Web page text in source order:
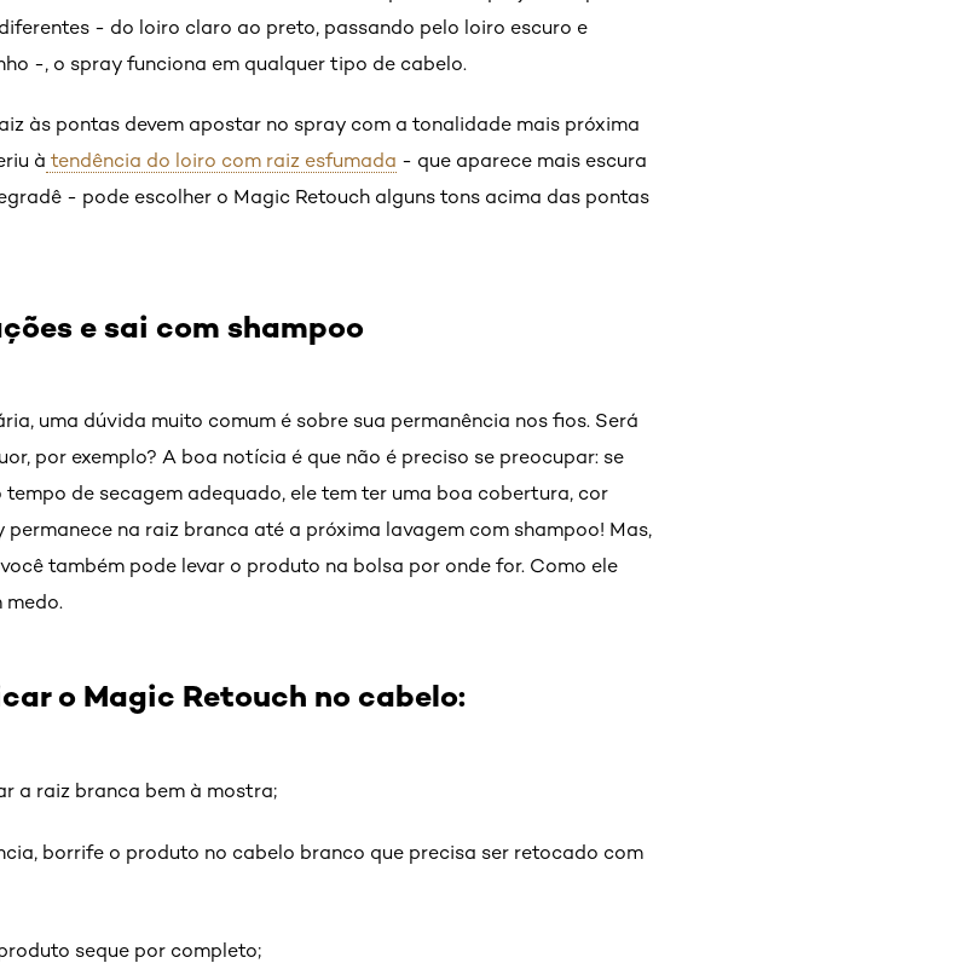
- do loiro claro ao preto, passando pelo loiro escuro e
-, o spray funciona em qualquer tipo de cabelo.
às pontas devem apostar no spray com a tonalidade mais próxima
à tendência do loiro com raiz esfumada - que aparece mais escura
- pode escolher o Magic Retouch alguns tons acima das pontas
e sai com shampoo
uma dúvida muito comum é sobre sua permanência nos fios. Será
por exemplo? A boa notícia é que não é preciso se preocupar: se
de secagem adequado, ele tem ter uma boa cobertura, cor
permanece na raiz branca até a próxima lavagem com shampoo! Mas,
também pode levar o produto na bolsa por onde for. Como ele
medo.
o Magic Retouch no cabelo:
a raiz branca bem à mostra;
borrife o produto no cabelo branco que precisa ser retocado com
seque por completo;